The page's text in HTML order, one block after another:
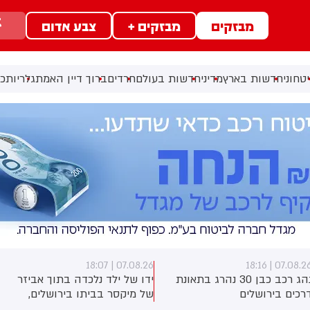
מבזקים מבזקים + צבע אדום
חדשות בארץמדיניחדשות בעולםחרדיםברוך דיין האמתגלריות
07.08.26 |
נהג רכב כבן 30 נהרג בתאונת
בירושלים
07.08.26 | 18:07
ידו של ילד נלכדה בתוך אביזר
של מיקסר בביתו בירושלים,